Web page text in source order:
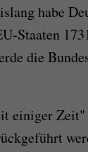
habe
Staaten
die
einiger Zeit"